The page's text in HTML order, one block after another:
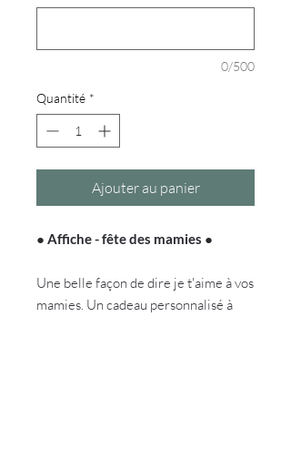
0/500
Quantité *
Ajouter au panier
● Affiche - fête des mamies ●
Une belle façon de dire je t'aime à vos
mamies. Un cadeau personnalisé à